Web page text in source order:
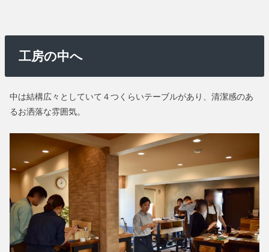
工房の中へ
中は結構広々としていて４つくらいテーブルがあり、清潔感のあ
るお洒落な雰囲気。